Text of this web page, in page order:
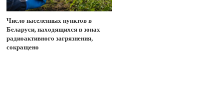
Число населенных пунктов в
Беларуси, находящихся в зонах
радиоактивного загрязнения,
сокращено